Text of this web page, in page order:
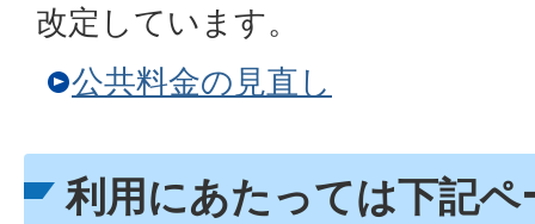
改定しています。
公共料金の見直し
利用にあたっては下記